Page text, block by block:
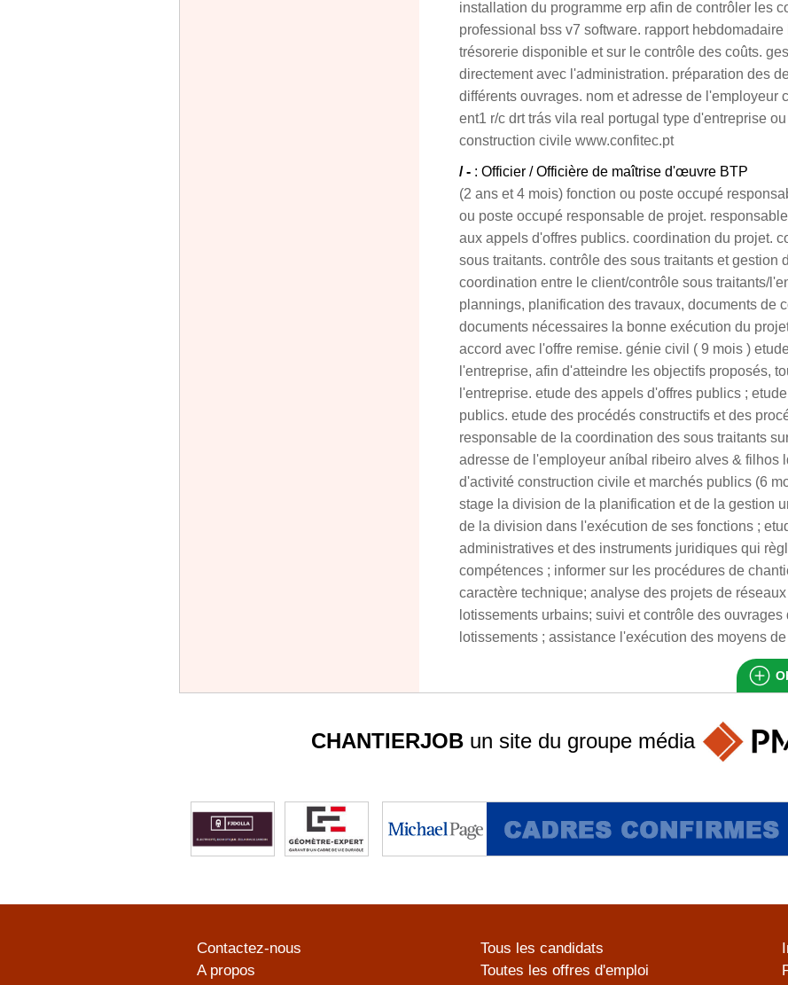
installation du programme erp afin de contrôler les
professional bss v7 software. rapport
trésorerie disponible et sur le contrôle des coûts.
directement avec l'administration. préparation des
différents ouvrages. nom et adresse de l'employeur
ent1 r/c drt trás vila real portugal type d'entreprise
construction civile www.confitec.pt
/ - : Officier / Officière de maîtrise d'œuvre BTP
(2 ans et 4 mois) fonction ou poste occupé
ou poste occupé responsable de projet.
aux appels d'offres publics. coordination du projet.
sous traitants. contrôle des sous traitants et gestion
coordination entre le client/contrôle sous traitants/
plannings, planification des travaux, documents de
documents nécessaires la bonne exécution du
accord avec l'offre remise. génie civil ( 9 mois )
l'entreprise, afin d'atteindre les objectifs proposés,
l'entreprise. etude des appels d'offres publics ;
publics. etude des procédés constructifs et des
responsable de la coordination des sous traitants
adresse de l'employeur aníbal ribeiro alves & filhos
d'activité construction civile et marchés publics (6
stage la division de la planification et de la gestion
de la division dans l'exécution de ses fonctions ;
administratives et des instruments juridiques qui
compétences ; informer sur les procédures de
caractère technique; analyse des projets de
lotissements urbains; suivi et contrôle des
lotissements ; assistance l'exécution des moyens
CHANTIERJOBun site du groupe média
Contactez-nous
A propos
Tous les candidats
Toutes les offres d'emploi